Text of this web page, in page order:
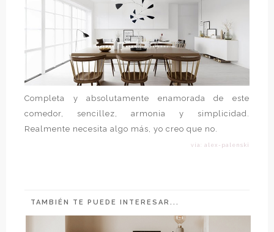
Completa y absolutamente enamorada de este
comedor, sencillez, armonia y simplicidad.
Realmente necesita algo más, yo creo que no.
vía: alex-palenski
TAMBIÉN TE PUEDE INTERESAR...